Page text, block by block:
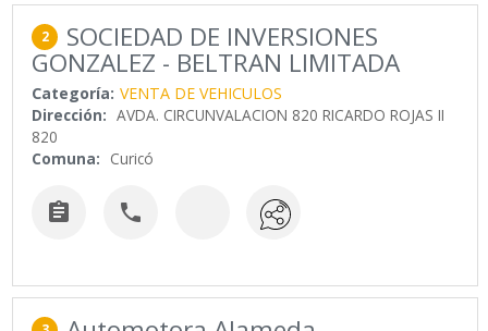
2 SOCIEDAD DE INVERSIONES
GONZALEZ - BELTRAN LIMITADA
Categoría: VENTA DE VEHICULOS
Dirección: AVDA. CIRCUNVALACION 820 RICARDO ROJAS II
820
Comuna: Curicó
 